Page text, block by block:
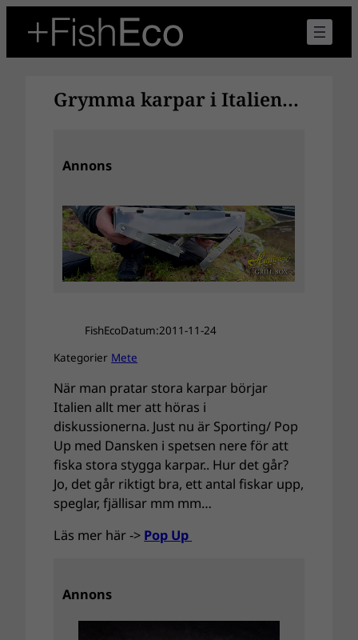
innehåll
Grymma karpar i Italien…
Annons
FishEcoDatum:2011-11-24
Kategorier Mete
När man pratar stora karpar börjar
Italien allt mer att höras i
diskussionerna. Just nu är Sporting/ Pop
Up med Dansken i spetsen nere för att
fiska stora stygga karpar.. Hur det går?
Jo, det går riktigt bra, ett antal fiskar upp,
speglar, fjällisar mm mm…
Läs mer här -> Pop Up
Annons